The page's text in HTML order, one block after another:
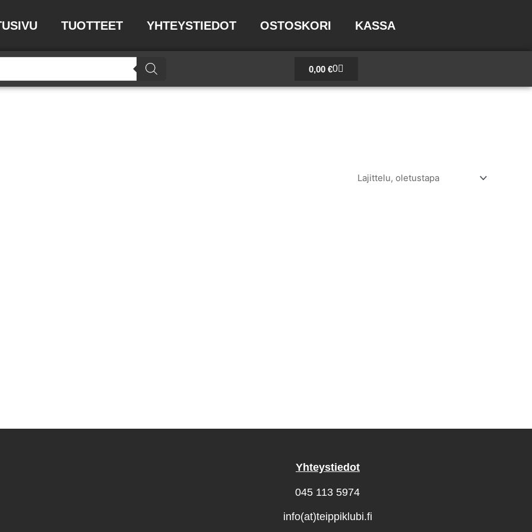
TUOTTEET YHTEYSTIEDOT OSTOSKORI KASSA
0,00 €0
Cart
Yhteystiedot
045 113 5974
info(at)teippiklubi.fi